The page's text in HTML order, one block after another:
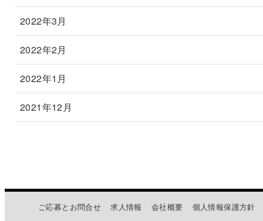
2022年3月
2022年2月
2022年1月
2021年12月
ご応募とお問合せ 求人情報 会社概要
個人情報保護方針